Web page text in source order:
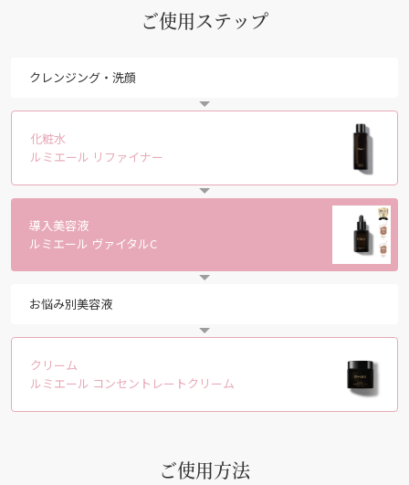
ご使用ステップ
クレンジング・洗顔
化粧水
ルミエール リファイナー
導入美容液
ルミエール ヴァイタルC
お悩み別美容液
クリーム
ルミエール コンセントレートクリーム
ご使用方法